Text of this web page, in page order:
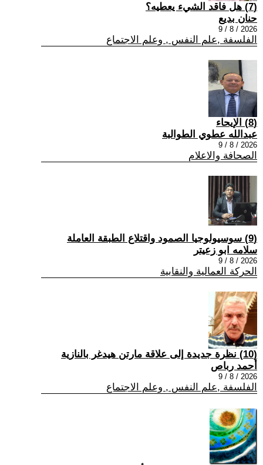
(7) هل فاقد الشيء يعطيه؟
حنان بديع
2026 / 8 / 9
الفلسفة ,علم النفس , وعلم الاجتماع
(8) الإيحاء
عبدالله عطوي الطوالبة
2026 / 8 / 9
الصحافة والاعلام
(9) سوسيولوجيا الصمود واقتلاع الطبقة العاملة
سلامه ابو زعيتر
2026 / 8 / 9
الحركة العمالية والنقابية
(10) نظرة جديدة إلى علاقة مارتن هيدغر بالنازية
أحمد رباص
2026 / 8 / 9
الفلسفة ,علم النفس , وعلم الاجتماع